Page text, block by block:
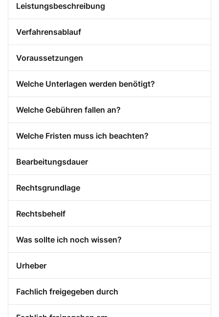
Leistungsbeschreibung
Verfahrensablauf
Voraussetzungen
Welche Unterlagen werden benötigt?
Welche Gebühren fallen an?
Welche Fristen muss ich beachten?
Bearbeitungsdauer
Rechtsgrundlage
Rechtsbehelf
Was sollte ich noch wissen?
Urheber
Fachlich freigegeben durch